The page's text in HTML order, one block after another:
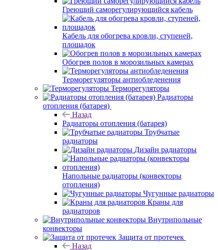
Греющий саморегулирующийся кабель
Кабель для обогрева кровли, ступеней,
площадок
Обогрев полов в морозильных камерах
Терморегуляторы антиобледенения
Терморегуляторы
Радиаторы
отопления (батарея)
Назад
Радиаторы отопления (батарея)
Трубчатые
радиаторы
Дизайн радиаторы
Напольные радиаторы (конвекторы
отопления)
Чугунные радиаторы
Краны для
радиаторов
Внутрипольные
конвекторы
Защита от протечек
Назад